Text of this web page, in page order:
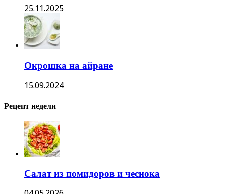
25.11.2025
Окрошка на айране
15.09.2024
Рецепт недели
Салат из помидоров и чеснока